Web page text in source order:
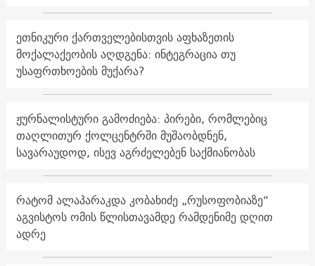
ეთნიკური ქართველებისთვის აფხაზეთის
მოქალაქეობის აღდგენა: ინტეგრაცია თუ
უსაფრთხოების მუქარა?
ჟურნალისტური გამოძიება: პირები, რომლებიც
თაღლითურ ქოლცენტრში მუშაობდნენ,
სავარაუდოდ, ისევ აგრძელებენ საქმიანობას
რატომ ალაპარაკდა კობახიძე „რუსოფობიაზე“
აგვისტოს ომის წლისთავამდე რამდენიმე დღით
ადრე